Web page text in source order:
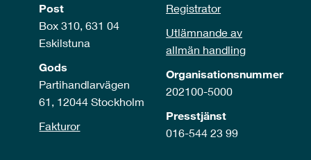
Post
Box 310, 631 04
Eskilstuna
Gods
Partihandlarvägen
61, 12044 Stockholm
Fakturor
Registrator
Utlämnande av
allmän handling
Organisationsnummer
202100-5000
Presstjänst
016-544 23 99